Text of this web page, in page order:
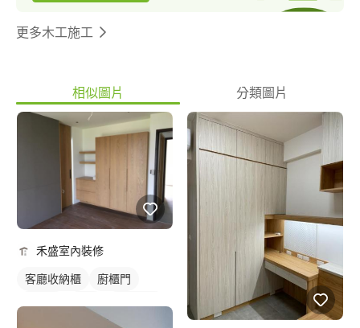
更多木工施工
相似圖片 分類圖片
禾盛室內裝修
客廳收納櫃
廚櫃門